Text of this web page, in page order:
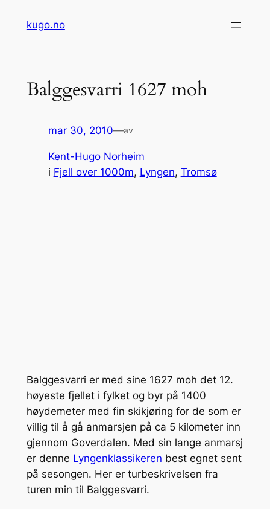
kugo.no
Balggesvarri 1627 moh
mar 30, 2010—av
Kent-Hugo Norheim
i Fjell over 1000m, Lyngen, Tromsø
Balggesvarri er med sine 1627 moh det 12.
høyeste fjellet i fylket og byr på 1400
høydemeter med fin skikjøring for de som er
villig til å gå anmarsjen på ca 5 kilometer inn
gjennom Goverdalen. Med sin lange anmarsj
er denne Lyngenklassikeren best egnet sent
på sesongen. Her er turbeskrivelsen fra
turen min til Balggesvarri.